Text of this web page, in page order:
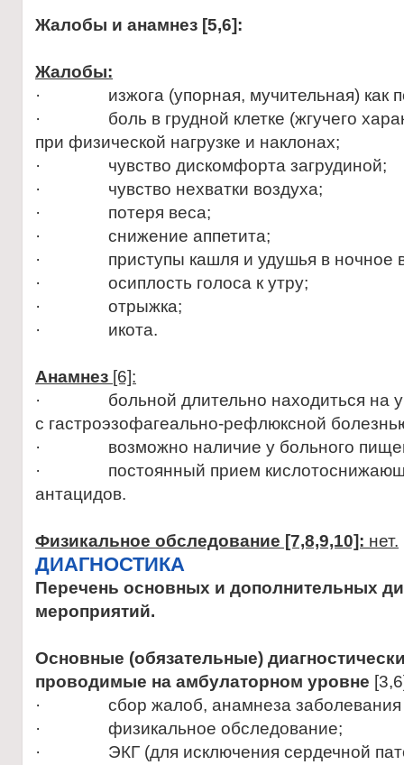
Жалобы и анамнез [5,6]:
Жалобы:
· изжога (упорная, мучительная) как
· боль в грудной клетке (жгучего
при физической нагрузке и наклонах;
· чувство дискомфорта загрудиной;
· чувство нехватки воздуха;
· потеря веса;
· снижение аппетита;
· приступы кашля и удушья в ночное
· осиплость голоса к утру;
· отрыжка;
· икота.
Анамнез [6]:
· больной длительно находиться на
с гастроэзофагеально-рефлюксной
· возможно наличие у больного
· постоянный прием
антацидов.
Физикальное обследование [7,8,9,10]: нет.
ДИАГНОСТИКА
Перечень основных и дополнительных
мероприятий.
Основные (обязательные)
проводимые на амбулаторном уровне
· сбор жалоб, анамнеза заболевания
· физикальное обследование;
· ЭКГ (для исключения сердечной